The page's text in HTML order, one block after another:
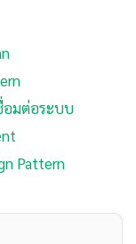
อมต่อระบบ
Pattern